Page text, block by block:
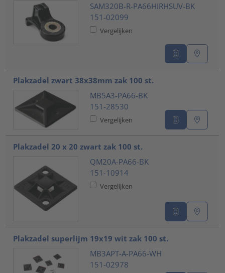
SAM320B-R-PA66HIRHSUV-BK
151-02099
Vergelijken
Plakzadel zwart 38x38mm zak 100 st.
MB5A3-PA66-BK
151-28530
Vergelijken
Plakzadel 20 x 20 zwart zak 100 st.
QM20A-PA66-BK
151-10914
Vergelijken
Plakzadel superlijm 19x19 wit zak 100 st.
MB3APT-A-PA66-WH
151-02978